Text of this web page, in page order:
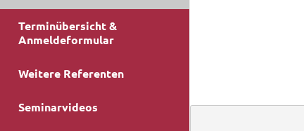
Terminübersicht &
Anmeldeformular
Weitere Referenten
Seminarvideos